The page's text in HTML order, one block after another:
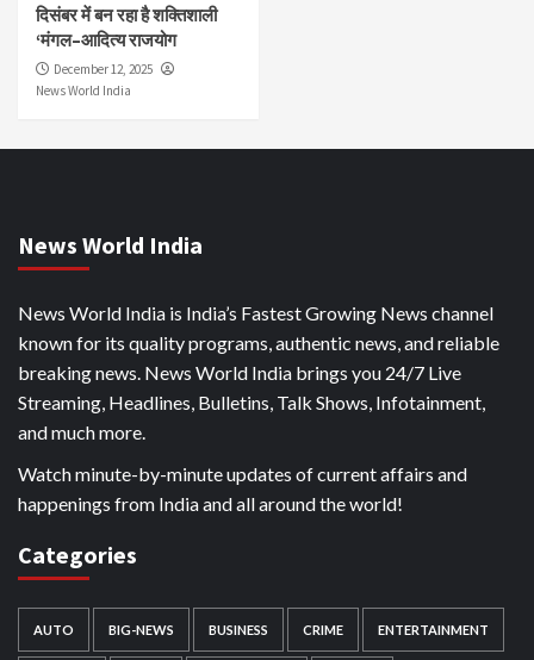
दिसंबर में बन रहा है शक्तिशाली
‘मंगल–आदित्य राजयोग
December 12, 2025
News World India
News World India
News World India is India’s Fastest Growing News channel
known for its quality programs, authentic news, and reliable
breaking news. News World India brings you 24/7 Live
Streaming, Headlines, Bulletins, Talk Shows, Infotainment,
and much more.
Watch minute-by-minute updates of current affairs and
happenings from India and all around the world!
Categories
AUTO BIG-NEWS BUSINESS CRIME ENTERTAINMENT